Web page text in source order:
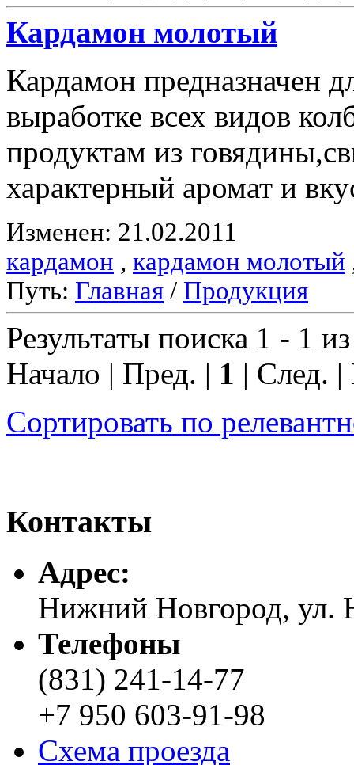
Кардамон молотый
Кардамон предназначен
выработке всех видов
продуктам из
характерный аромат и
Изменен: 21.02.2011
кардамон , кардамон молотый
Путь: Главная / Продукция
Результаты поиска 1 - 1
Начало | Пред. | 1 | След.
Сортировать по
Контакты
Адреc:
Нижний Новгород, ул.
Телефоны
(831) 241-14-77
+7 950 603-91-98
Схема проезда